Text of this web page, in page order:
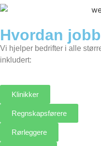
Hvordan
Vi hjelper bedrifter i alle
inkludert:
Klinikker
Regnskapsførere
Rørleggere